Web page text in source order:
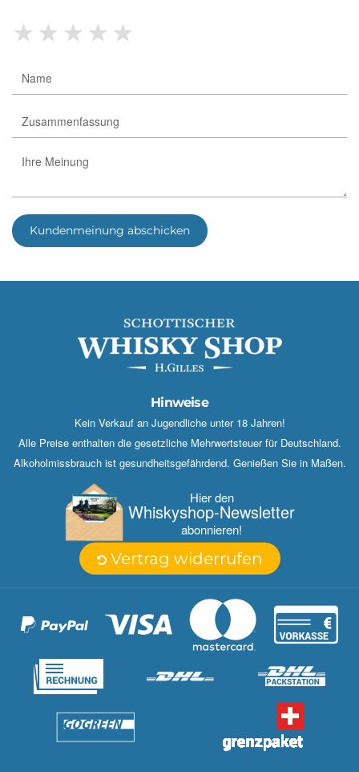
★★★★★
Kundenmeinung abschicken
Hinweise
Kein Verkauf an Jugendliche unter 18 Jahren!
Alle Preise enthalten die gesetzliche Mehrwertsteuer für Deutschland.
Alkoholmissbrauch ist gesundheitsgefährdend. Genießen Sie in Maßen.
Hier den
Whisky­shop-Newsletter
abonnieren!
Vertrag widerrufen